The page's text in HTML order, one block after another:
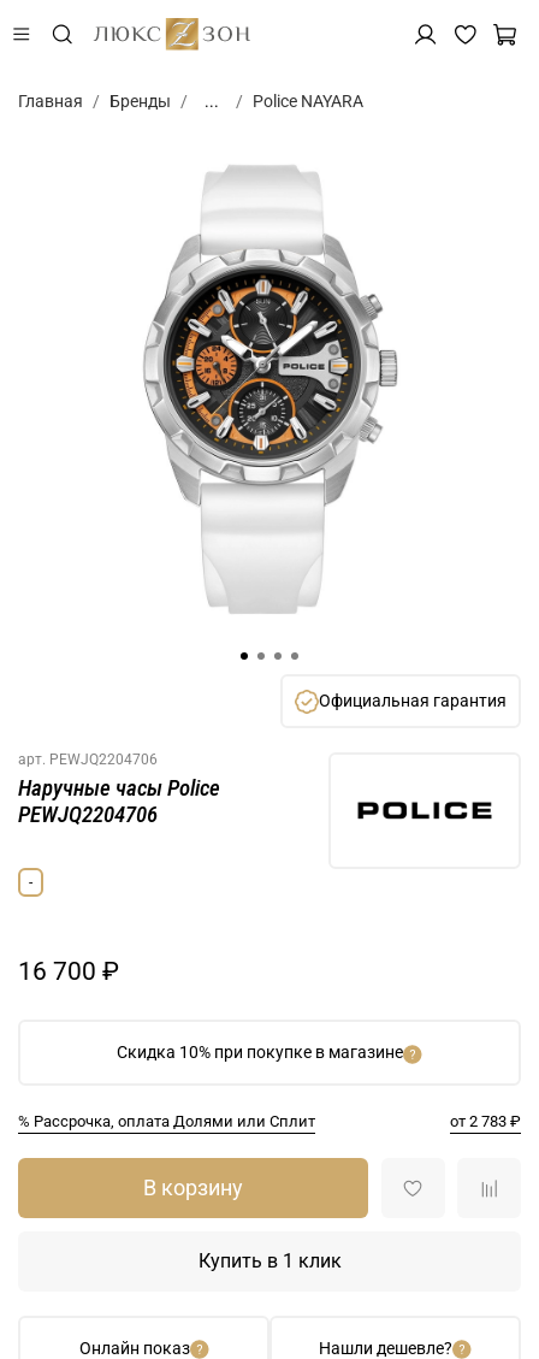
Главная Бренды ... Police NAYARA
Официальная гарантия
арт. PEWJQ2204706
Скидка 10% при покупке в магазине
% Рассрочка, оплата Долями или Сплит от 2 783 ₽
Наручные часы Police
PEWJQ2204706
-
16 700 ₽
Онлайн показ Нашли дешевле?
В корзину
Купить в 1 клик